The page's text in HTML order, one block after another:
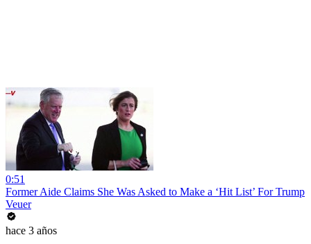
0:51
Former Aide Claims She Was Asked to Make a ‘Hit List’ For Trump
Veuer
hace 3 años